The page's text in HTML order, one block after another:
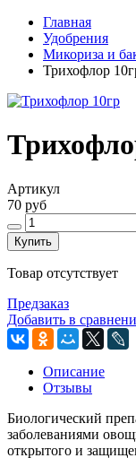
Главная
Удобрения
Микориза и
Трихофлор
Артикул
70 руб
Купить
Товар отсутствует
Предзаказ
Добавить в
Описание
Отзывы
Биологический
заболеваниями
открытого и